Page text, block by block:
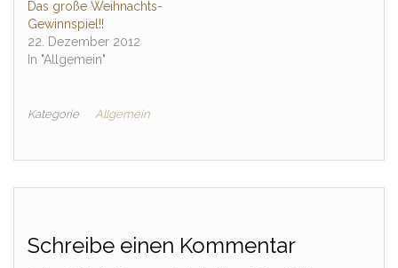
Das große Weihnachts-
Gewinnspiel!!
22. Dezember 2012
In "Allgemein"
Kategorie Allgemein
Schreibe einen Kommentar